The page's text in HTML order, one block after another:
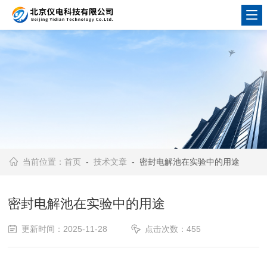
当前位置：首页 -技术文章 - 密封电解池在实验中的用途
密封电解池在实验中的用途
更新时间：2025-11-28 点击次数：455